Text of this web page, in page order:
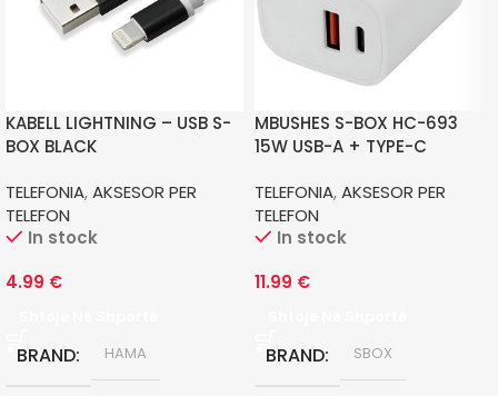
KABELL LIGHTNING – USB S-
BOX BLACK
TELEFONIA,AKSESOR PER
TELEFON
In stock
4.99 €
BRAND HAMA
MBUSHES S-BOX HC-693
15W USB-A + TYPE-C
TELEFONIA,AKSESOR PER
TELEFON
In stock
11.99 €
BRAND SBOX